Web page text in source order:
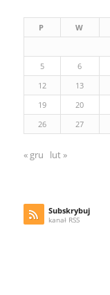
P W
5
6
12
13
19
20
26
27
« gru lut »
Subskrybuj
kanał RSS